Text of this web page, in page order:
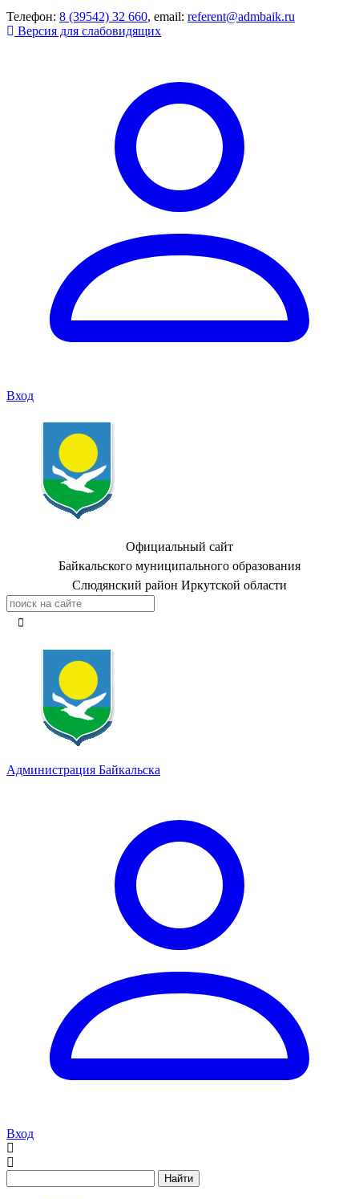
Телефон: 8 (39542) 32 660, email: referent@admbaik.ru
Версия для слабовидящих
Вход
Официальный сайт
Байкальского муниципального образования
Слюдянский район Иркутской области
Администрация Байкальска
Вход
Найти